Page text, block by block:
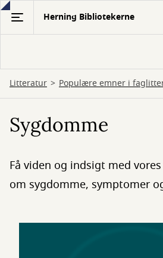
Gå
hovedindhold
Herning Bibliotekerne
Litteratur Populære emner i
Sygdomme
Få viden og indsigt med
om sygdomme, symptomer